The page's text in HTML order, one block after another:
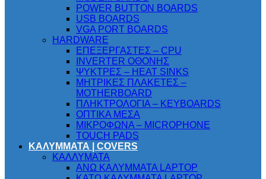
POWER BUTTON BOARDS
USB BOARDS
VGA PORT BOARDS
HARDWARE
ΕΠΕΞΕΡΓΑΣΤΕΣ – CPU
INVERTER ΟΘΟΝΗΣ
ΨΥΚΤΡΕΣ – HEAT SINKS
ΜΗΤΡΙΚΕΣ ΠΛΑΚΕΤΕΣ –
MOTHERBOARD
ΠΛΗΚΤΡΟΛΟΓΙΑ – KEYBOARDS
ΟΠΤΙΚΑ ΜΕΣΑ
ΜΙΚΡΟΦΩΝΑ – MICROPHONE
TOUCH PADS
ΚΑΛΥΜΜΑΤΑ | COVERS
ΚΑΛΛΥΜΑΤΑ
ΑΝΩ ΚΑΛΥΜΜΑΤΑ LAPTOP